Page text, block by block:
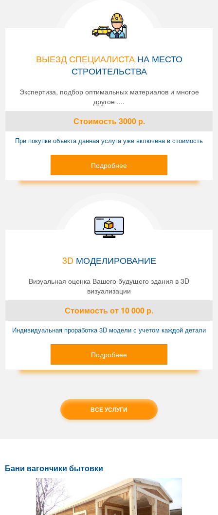
ВЫЕЗД СПЕЦИАЛИСТАНА МЕСТО
СТРОИТЕЛЬСТВА
Экспертиза, подбор оптимальных материалов и многое
другое ....
Стоимость3000р.
При покупке объекта данная услуга уже включена в стоимость
Подробнее
3D МОДЕЛИРОВАНИЕ
Визуальная оценка Вашего будущего здания в 3D
визуализации
Стоимостьот 10 000 р.
Индивидуальная проработка 3D модели с учетом каждой детали
Подробнее
ВСЕ УСЛУГИ
Бани вагончики бытовки